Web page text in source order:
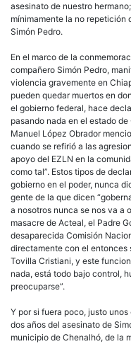
asesinato de nuestro
mínimamente la no repetición
Simón Pedro.
En el marco de la
compañero Simón Pedro,
violencia gravemente en
pueden quedar muertos en
el gobierno federal, hace
pasando nada en el estado
Manuel López Obrador
cuando se refirió a las
apoyo del EZLN en la
como tal”. Estos tipos de
gobierno en el poder, nunca
gente de la que dicen
a nosotros nunca se nos va a
masacre de Acteal, el Padre
desaparecida Comisión
directamente con el entonces
Tovilla Cristiani, y este
nada, está todo bajo control,
preocuparse”.
Y por si fuera poco, justo
dos años del asesinato de
municipio de Chenalhó, de la